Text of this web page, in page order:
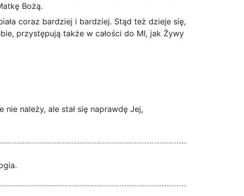
Bożą.
coraz bardziej i bardziej. Stąd też dzieje się,
przystępują także w całości do MI, jak Żywy
należy, ale stał się naprawdę Jej,